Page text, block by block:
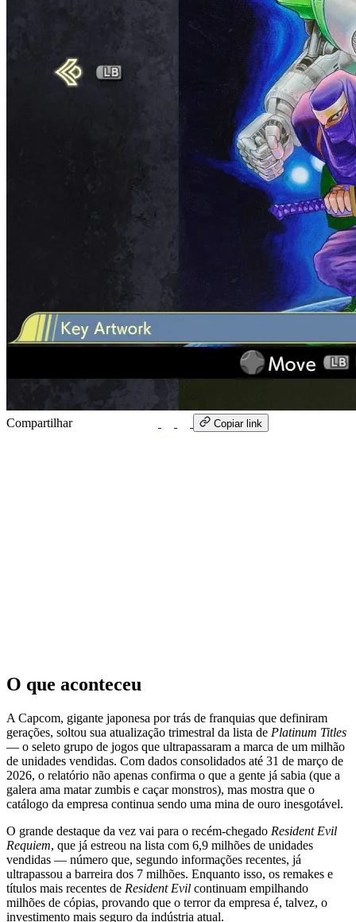
Compartilhar Copiar link
O que aconteceu
A Capcom, gigante japonesa por trás de franquias que definiram
gerações, soltou sua atualização trimestral da lista de Platinum Titles
— o seleto grupo de jogos que ultrapassaram a marca de um milhão
de unidades vendidas. Com dados consolidados até 31 de março de
2026, o relatório não apenas confirma o que a gente já sabia (que a
galera ama matar zumbis e caçar monstros), mas mostra que o
catálogo da empresa continua sendo uma mina de ouro inesgotável.
O grande destaque da vez vai para o recém-chegado Resident Evil
Requiem, que já estreou na lista com 6,9 milhões de unidades
vendidas — número que, segundo informações recentes, já
ultrapassou a barreira dos 7 milhões. Enquanto isso, os remakes e
títulos mais recentes de Resident Evil continuam empilhando
milhões de cópias, provando que o terror da empresa é, talvez, o
investimento mais seguro da indústria atual.